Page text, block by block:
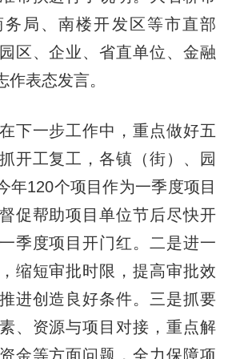
局、南楼开发区等市直部
区、企业、省直单位、金融
表态发言。
一步工作中，重点做好五
开工复工，各镇（街）、园
年120个项目作为一季度项目
促帮助项目单位节后尽快开
季度项目开门红。二是进一
缩短审批时限，提高审批效
进创造良好条件。三是抓要
、资源与项目对接，重点解
金等方面问题，全力保障项